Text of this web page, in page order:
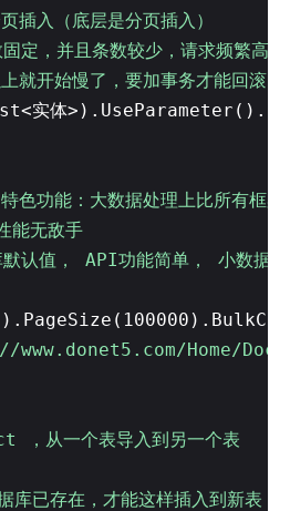
入（底层是分页插入）
定，并且条数较少，请求频繁高
就开始慢了，要加事务才能回滚
实体
功能：大数据处理上比所有框架
能无敌手
认值， API功能简单， 小数据量
Home/
从一个表导入到另一个表
已存在，才能这样插入到新表